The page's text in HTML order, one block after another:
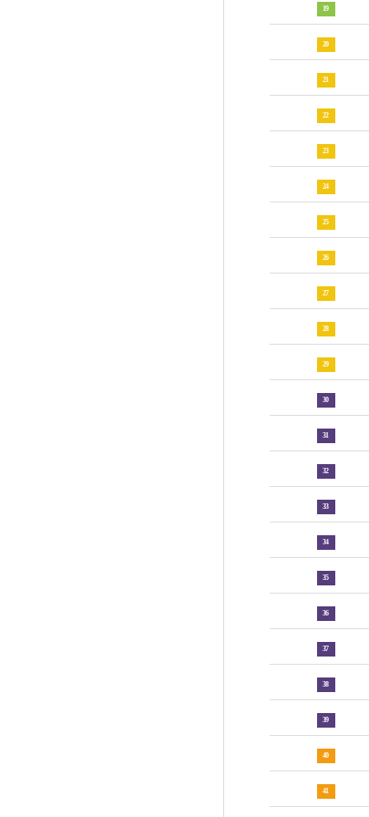
19
20
21
22
23
24
25
26
27
28
29
30
31
32
33
34
35
36
37
38
39
40
41